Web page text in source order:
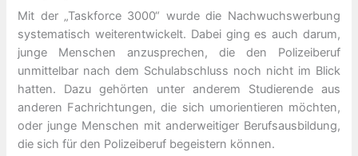
Mit der „Taskforce 3000“ wurde die Nachwuchswerbung
systematisch weiterentwickelt. Dabei ging es auch darum,
junge Menschen anzusprechen, die den Polizeiberuf
unmittelbar nach dem Schulabschluss noch nicht im Blick
hatten. Dazu gehörten unter anderem Studierende aus
anderen Fachrichtungen, die sich umorientieren möchten,
oder junge Menschen mit anderweitiger Berufsausbildung,
die sich für den Polizeiberuf begeistern können.